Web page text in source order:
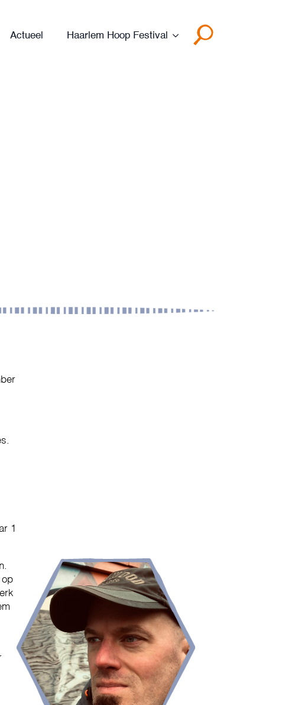
Actueel Haarlem Hoop Festival
1
op